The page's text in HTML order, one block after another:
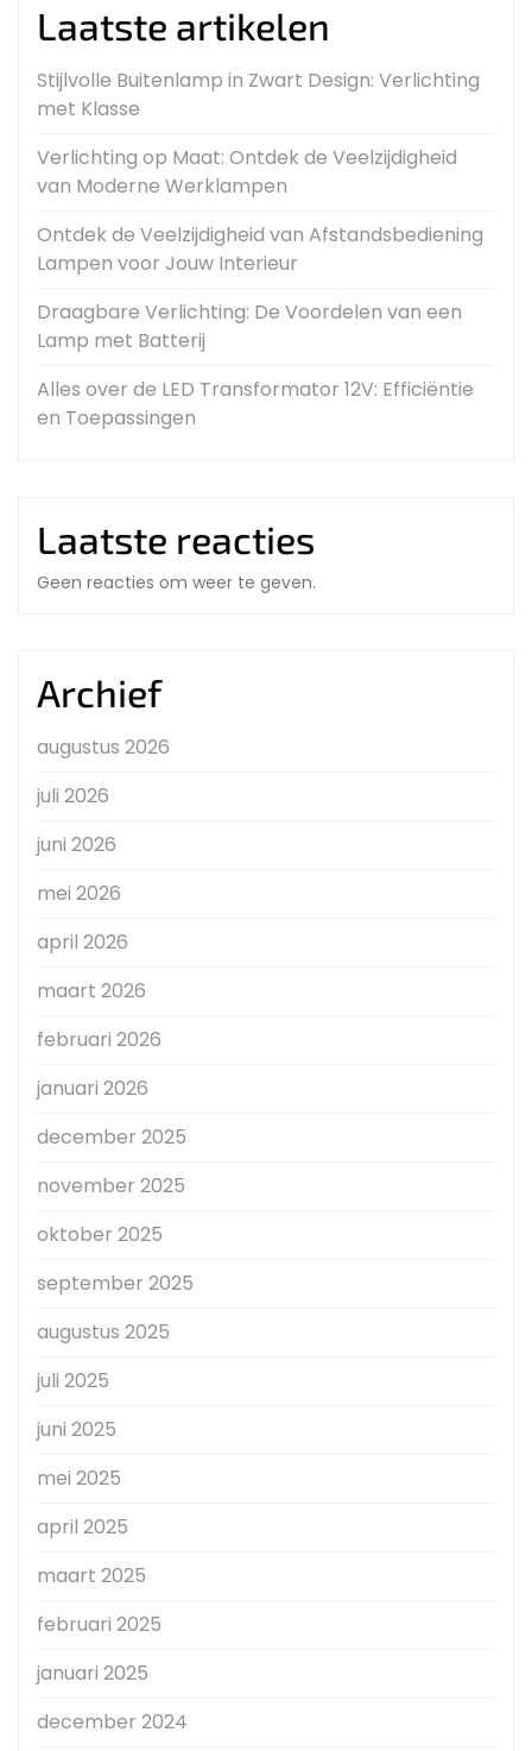
Laatste artikelen
Stijlvolle Buitenlamp in Zwart Design: Verlichting
met Klasse
Verlichting op Maat: Ontdek de Veelzijdigheid
van Moderne Werklampen
Ontdek de Veelzijdigheid van Afstandsbediening
Lampen voor Jouw Interieur
Draagbare Verlichting: De Voordelen van een
Lamp met Batterij
Alles over de LED Transformator 12V: Efficiëntie
en Toepassingen
Laatste reacties
Geen reacties om weer te geven.
Archief
augustus 2026
juli 2026
juni 2026
mei 2026
april 2026
maart 2026
februari 2026
januari 2026
december 2025
november 2025
oktober 2025
september 2025
augustus 2025
juli 2025
juni 2025
mei 2025
april 2025
maart 2025
februari 2025
januari 2025
december 2024